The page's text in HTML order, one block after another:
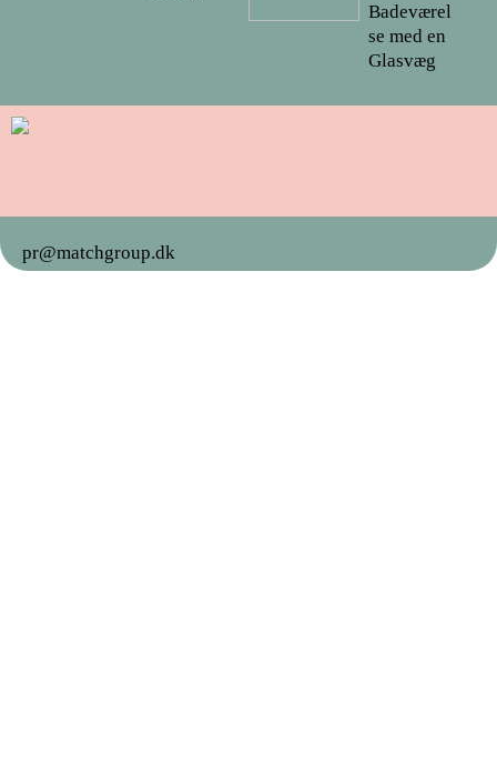
Badeværel
se med en
Glasvæg
pr@matchgroup.dk